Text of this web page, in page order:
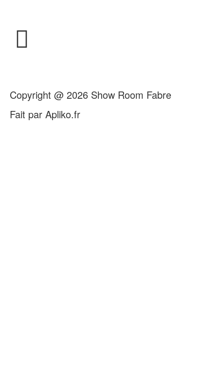
Copyright @ 2026 Show Room Fabre
Fait par Apliko.fr